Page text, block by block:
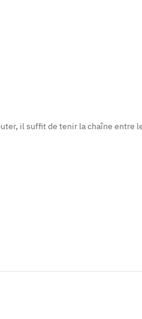
il suffit de tenir la chaîne entre